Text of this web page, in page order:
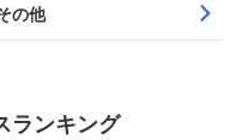
の他
ランキング